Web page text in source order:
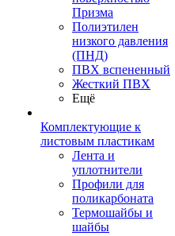
Призма
Полиэтилен
низкого давления
(ПНД)
ПВХ вспененный
Жесткий ПВХ
Ещё
Комплектующие к
листовым пластикам
Лента и
уплотнители
Профили для
поликарбоната
Термошайбы и
шайбы